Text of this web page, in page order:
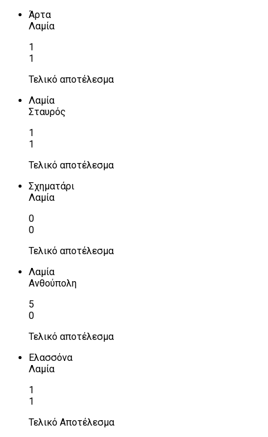
Άρτα
Λαμία
1
1
Τελικό αποτέλεσμα
Λαμία
Σταυρός
1
1
Τελικό αποτέλεσμα
Σχηματάρι
Λαμία
0
0
Τελικό αποτέλεσμα
Λαμία
Ανθούπολη
5
0
Τελικό αποτέλεσμα
Ελασσόνα
Λαμία
1
1
Τελικό Αποτέλεσμα